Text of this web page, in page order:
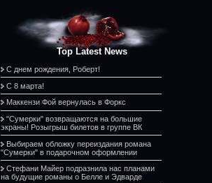
Top Latest News
С днем рождения, Роберт!
С 8 марта!
Маккензи Фой вернулась в Форкс
"Сумерки" возвращаются на большие
экраны! Розыгрыш билетов в группе ВК
Выбираем обложку переиздания романа
"Сумерки" в подарочном оформлении
Стефани Майер подразнила нас планами
на будущие романы о Белле и Эдварде